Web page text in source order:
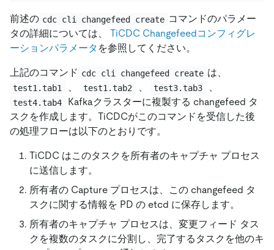
前述の cdc cli changefeed create コマンドのパラメー
タの詳細については、 TiCDC Changefeedコンフィグレ
ーションパラメータ を参照してください。
上記のコマンド cdc cli changefeed create は、
test1.tab1 、 test1.tab2 、 test3.tab3 、
test4.tab4
Kafkaクラスターに複製する changefeed タ
スクを作成します。TiCDCがこのコマンドを受信した後
の処理フローは以下のとおりです。
TiCDC はこのタスクを所有者のキャプチャ プロセス
に送信します。
所有者の Capture プロセスは、この changefeed タ
スクに関する情報を PD の etcd に保存します。
所有者のキャプチャ プロセスは、変更フィード タス
クを複数のタスクに分割し、完了するタスクを他のキ